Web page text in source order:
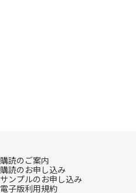
購読のご案内
購読のお申し込み
サンプルのお申し込み
電子版利用規約